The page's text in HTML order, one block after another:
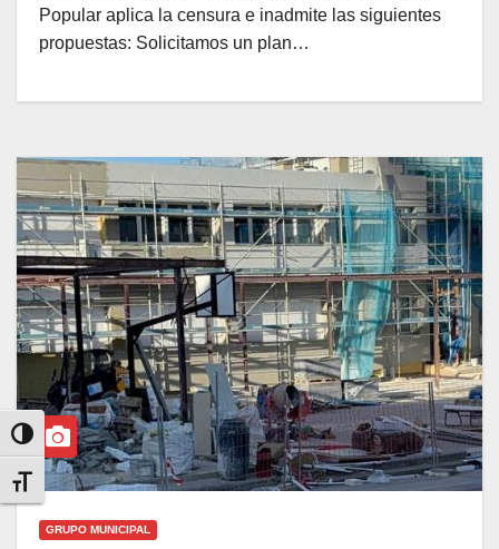
Alternar alto contraste
Alternar tamaño de letra
Popular aplica la censura e inadmite las siguientes
propuestas: Solicitamos un plan…
GRUPO MUNICIPAL